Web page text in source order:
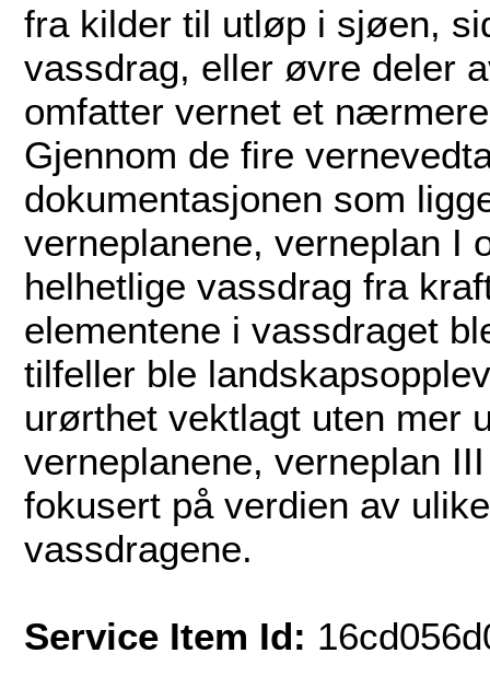
fra kilder til utløp i sjøen,
vassdrag, eller øvre deler
omfatter vernet et
Gjennom de fire
dokumentasjonen som
verneplanene, verneplan I
helhetlige vassdrag fra
elementene i vassdraget
tilfeller ble
urørthet vektlagt uten mer
verneplanene, verneplan
fokusert på verdien av
vassdragene.
Service Item Id: